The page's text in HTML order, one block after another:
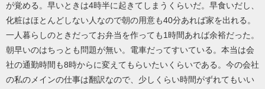
が覚める。早いときは4時半に起きてしまうくらいだ。早食いだし、
化粧はほとんどしない人なので朝の用意も40分あれば家を出れる。
一人暮らしのときだってお弁当を作っても1時間あれば余裕だった。
朝早いのはちっとも問題が無い。電車だってすいている。本当は会
社の通勤時間も8時からに変えてもらいたいくらいである。今の会社
の私のメインの仕事は翻訳なので、少しくらい時間がずれてもいい